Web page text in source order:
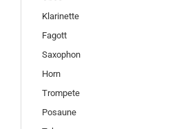
Klarinette
Fagott
Saxophon
Horn
Trompete
Posaune